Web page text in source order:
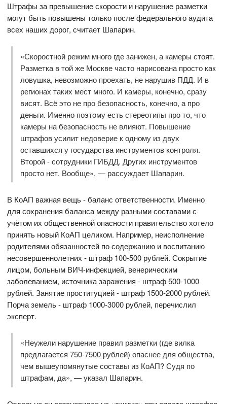
Штрафы за превышение скорости и нарушение разметки
могут быть повышены только после федерального аудита
всех наших дорог, считает Шапарин.
«Скоростной режим много где занижен, а камеры стоят.
Разметка в той же Москве часто нарисована просто как
ловушка, невозможно проехать, не нарушив ПДД. И в
регионах таких мест много. И камеры, конечно, сразу
висят. Всё это не про безопасность, конечно, а про
деньги. Именно поэтому есть стереотипы про то, что
камеры на безопасность не влияют. Повышение
штрафов усилит недоверие к одному из двух
оставшихся у государства инструментов контроля.
Второй - сотрудники ГИБДД. Других инструментов
просто нет. Вообще», — рассуждает Шапарин.
В КоАП важная вещь - баланс ответственности. Именно
для сохранения баланса между разными составами с
учётом их общественной опасности правительство хотело
принять новый КоАП целиком. Например, неисполнение
родителями обязанностей по содержанию и воспитанию
несовершеннолетних - штраф 100-500 рублей. Сокрытие
лицом, больным ВИЧ-инфекцией, венерическим
заболеванием, источника заражения - штраф 500-1000
рублей. Занятие проституцией - штраф 1500-2000 рублей.
Порча земель - штраф 1000-3000 рублей, перечислил
эксперт.
«Неужели нарушение правил разметки (где вилка
предлагается 750-7500 рублей) опаснее для общества,
чем вышеупомянутые составы из КоАП? Судя по
штрафам, да», — указал Шапарин.